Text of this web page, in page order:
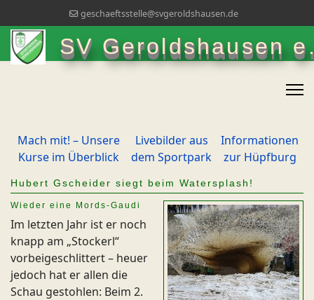
geschaeftsstelle@svgeroldshausen.de
SV Geroldshausen
Mach mit! – Unsere
Kurse im Überblick
Livebilder aus
dem Sportpark
Informationen
zur Hüpfburg
Hubert Gscheider siegt beim Watersplash!
Wieder eine Mords-Gaudi
Im letzten Jahr ist er noch
knapp am „Stockerl“
vorbeigeschlittert – heuer
jedoch hat er allen die
Schau gestohlen: Beim 2.